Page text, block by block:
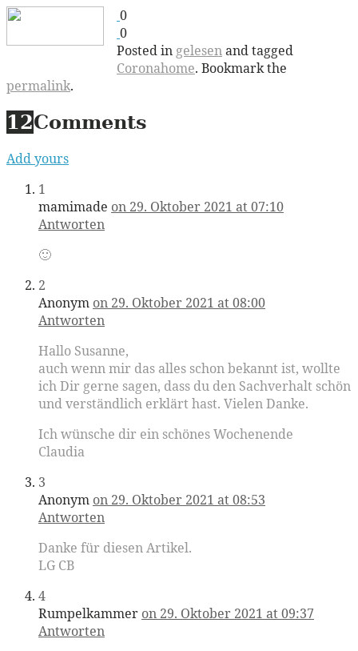
0
0
Posted in gelesenand tagged
Coronahome. Bookmark the
permalink.
12Comments
Add yours
1
mamimade on 29. Oktober 2021 at 07:10
Antworten
🙂
2
Anonym on 29. Oktober 2021 at 08:00
Antworten
Hallo Susanne,
auch wenn mir das alles schon bekannt ist, wollte
ich Dir gerne sagen, dass du den Sachverhalt schön
und verständlich erklärt hast. Vielen Danke.
Ich wünsche dir ein schönes Wochenende
Claudia
3
Anonym on 29. Oktober 2021 at 08:53
Antworten
Danke für diesen Artikel.
LG CB
4
Rumpelkammer on 29. Oktober 2021 at 09:37
Antworten